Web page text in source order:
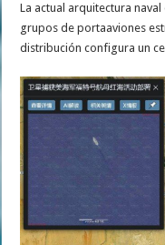
La actual arquitectura
grupos de portaaviones
distribución configura un